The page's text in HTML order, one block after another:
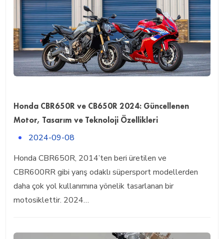
Honda CBR650R ve CB650R 2024: Güncellenen
Motor, Tasarım ve Teknoloji Özellikleri
2024-09-08
Honda CBR650R, 2014’ten beri üretilen ve
CBR600RR gibi yarış odaklı süpersport modellerden
daha çok yol kullanımına yönelik tasarlanan bir
motosiklettir. 2024…